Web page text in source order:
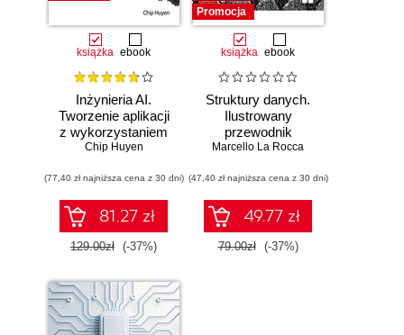
książka ebook
Inżynieria AI.
Tworzenie aplikacji
z wykorzystaniem
modeli bazowych
Chip Huyen
(77,40 zł najniższa cena z 30 dni)
81.27 zł
129.00zł (-37%)
Promocja
książka ebook
Struktury danych.
Ilustrowany
przewodnik
Marcello La Rocca
(47,40 zł najniższa cena z 30 dni)
49.77 zł
79.00zł (-37%)